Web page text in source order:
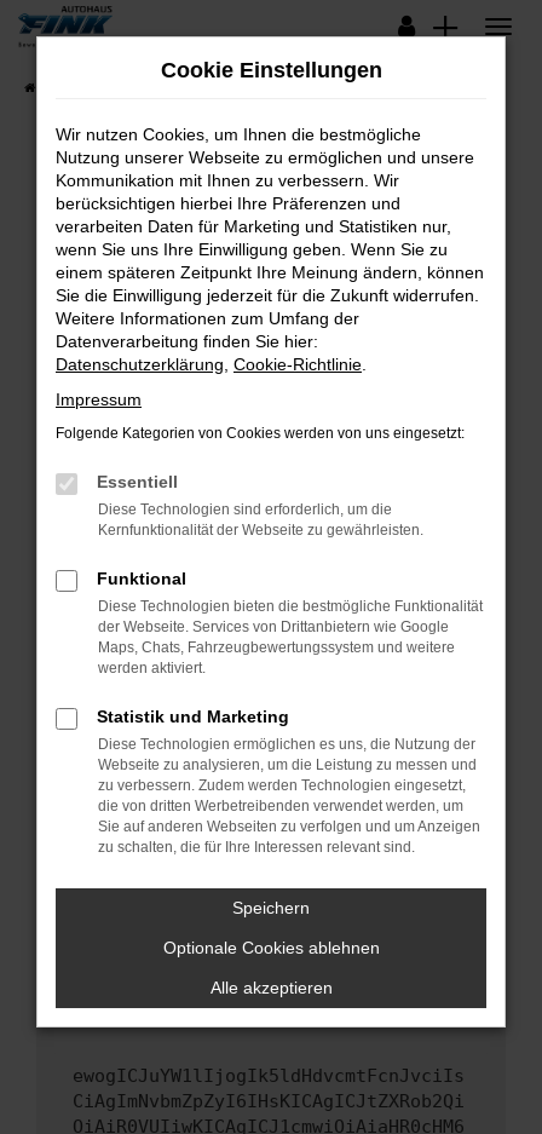
Zum
springen
Lagerfahrzeuge
Fehler: Network Error
Beim Laden ist ein Fehler aufgetreten.
Hier sind ein paar Tipps, die dir helfen können:
Überprüfe deine Firewall und deine
Internetverbindung.
Laden andere Webseiten, zum Beispiel deine
Suchmaschine?
Prüfe deine Browsererweiterungen.
können das Laden bestimmter Seiten
verhindern. Funktioniert die Seite in einem
anderen Browser oder in einem privaten
Starte dein Gerät neu.
Das kann manchmal helfen, vorübergehende
Probleme zu beheben.
Betriebssystem auf dem neuesten Stand
sind.
Veraltete Software birgt nicht nur ein
Sicherheitsrisiko, sondern kann auch dazu
führen, dass bestimmte Funktionen nicht mehr
unterstützt werden.
Wende dich an den Webseitenbetreiber.
Wenn du alle oben genannten Schritte versucht
hast, kontaktiere uns bitte. Wir werden
versuchen, das Problem zu beheben. Du kannst
uns diesen Text schicken, um uns bei der
ewogICJuYW1lIjogIk5ldHdvcmtFcnJvciIs
CiAgImNvbmZpZyI6IHsKICAgICJtZXRob2Qi
OiAiR0VUIiwKICAgICJ1cmwiOiAiaHR0cHM6
Cookie Einstellungen
Wir nutzen Cookies, um Ihnen die bestmögliche
Nutzung unserer Webseite zu ermöglichen und unsere
Kommunikation mit Ihnen zu verbessern. Wir
berücksichtigen hierbei Ihre Präferenzen und
verarbeiten Daten für Marketing und Statistiken nur,
wenn Sie uns Ihre Einwilligung geben. Wenn Sie zu
einem späteren Zeitpunkt Ihre Meinung ändern, können
Sie die Einwilligung jederzeit für die Zukunft widerrufen.
Weitere Informationen zum Umfang der
Datenverarbeitung finden Sie hier:
Datenschutzerklärung Cookie-Richtlinie
Impressum
Folgende Kategorien von Cookies werden von uns eingesetzt:
Essentiell
Diese Technologien sind erforderlich, um die
Kernfunktionalität der Webseite zu gewährleisten.
Funktional
Diese Technologien bieten die bestmögliche Funktionalität
der Webseite. Services von Drittanbietern wie Google
Maps, Chats, Fahrzeugbewertungssystem und weitere
werden aktiviert.
Statistik und Marketing
Diese Technologien ermöglichen es uns, die Nutzung der
Webseite zu analysieren, um die Leistung zu messen und
zu verbessern. Zudem werden Technologien eingesetzt,
die von dritten Werbetreibenden verwendet werden, um
Sie auf anderen Webseiten zu verfolgen und um Anzeigen
zu schalten, die für Ihre Interessen relevant sind.
Speichern
Optionale Cookies ablehnen
Alle akzeptieren